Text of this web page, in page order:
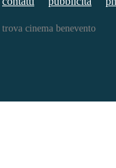
trova cinema benevento